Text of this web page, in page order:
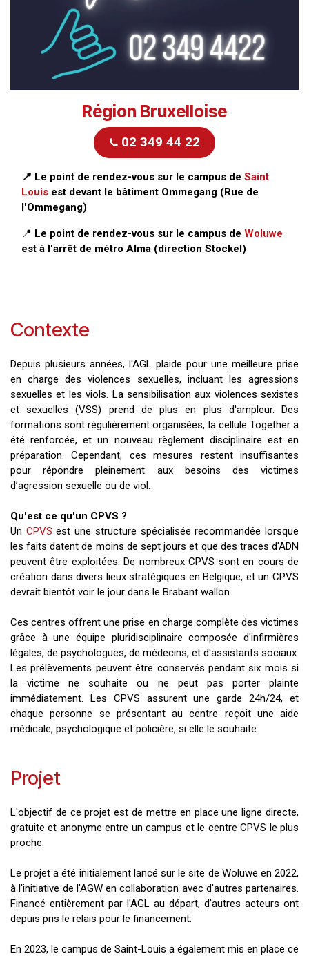
Région Bruxelloise
02 349 44 22
📍 Le point de rendez-vous sur le campus de Saint
Louis est devant le bâtiment Ommegang (Rue de
l'Ommegang)
​📍 Le point de rendez-vous sur le campus de Woluwe
est à l'arrêt de métro Alma (direction Stockel)
Contexte
Depuis plusieurs années, l'AGL plaide pour une meilleure prise
en charge des violences sexuelles, incluant les agressions
sexuelles et les viols. La sensibilisation aux violences sexistes
et sexuelles (VSS) prend de plus en plus d'ampleur. Des
formations sont régulièrement organisées, la cellule Together a
été renforcée, et un nouveau règlement disciplinaire est en
préparation. Cependant, ces mesures restent insuffisantes
pour répondre pleinement aux besoins des victimes
d’agression sexuelle ou de viol.
Qu'est ce qu'un CPVS ?
Un CPVS est une structure spécialisée recommandée lorsque
les faits datent de moins de sept jours et que des traces d'ADN
peuvent être exploitées. De nombreux CPVS sont en cours de
création dans divers lieux stratégiques en Belgique, et un CPVS
devrait bientôt voir le jour dans le Brabant wallon.
Ces centres offrent une prise en charge complète des victimes
grâce à une équipe pluridisciplinaire composée d'infirmières
légales, de psychologues, de médecins, et d'assistants sociaux.
Les prélèvements peuvent être conservés pendant six mois si
la victime ne souhaite ou ne peut pas porter plainte
immédiatement. Les CPVS assurent une garde 24h/24, et
chaque personne se présentant au centre reçoit une aide
médicale, psychologique et policière, si elle le souhaite.
Projet
L'objectif de ce projet est de mettre en place une ligne directe,
gratuite et anonyme entre un campus et le centre CPVS le plus
proche.
Le projet a été initialement lancé sur le site de Woluwe en 2022,
à l'initiative de l'AGW en collaboration avec d'autres partenaires.
Financé entièrement par l'AGL au départ, d'autres acteurs ont
depuis pris le relais pour le financement.
En 2023, le campus de Saint-Louis a également mis en place ce